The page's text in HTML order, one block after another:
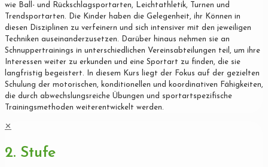
wie Ball- und Rückschlagsportarten, Leichtathletik, Turnen und
Trendsportarten. Die Kinder haben die Gelegenheit, ihr Können in
diesen Disziplinen zu verfeinern und sich intensiver mit den jeweiligen
Techniken auseinanderzusetzen. Darüber hinaus nehmen sie an
Schnuppertrainings in unterschiedlichen Vereinsabteilungen teil, um ihre
Interessen weiter zu erkunden und eine Sportart zu finden, die sie
langfristig begeistert. In diesem Kurs liegt der Fokus auf der gezielten
Schulung der motorischen, konditionellen und koordinativen Fähigkeiten,
die durch abwechslungsreiche Übungen und sportartspezifische
Trainingsmethoden weiterentwickelt werden.
✕
2. Stufe